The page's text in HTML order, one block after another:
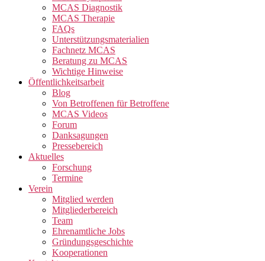
MCAS Diagnostik
MCAS Therapie
FAQs
Unterstützungsmaterialien
Fachnetz MCAS
Beratung zu MCAS
Wichtige Hinweise
Öffentlichkeitsarbeit
Blog
Von Betroffenen für Betroffene
MCAS Videos
Forum
Danksagungen
Pressebereich
Aktuelles
Forschung
Termine
Verein
Mitglied werden
Mitgliederbereich
Team
Ehrenamtliche Jobs
Gründungsgeschichte
Kooperationen